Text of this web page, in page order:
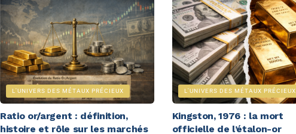
L'UNIVERS DES MÉTAUX PRÉCIEUX
Ratio or/argent : définition,
histoire et rôle sur les marchés
L'UNIVERS DES MÉTAUX PRÉCIEUX
Kingston, 1976 : la mort
officielle de l’étalon-or